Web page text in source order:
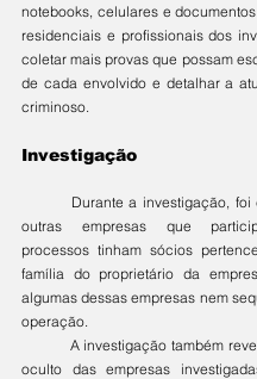
notebooks, celulares e
residenciais e profissionais dos
coletar mais provas que possam
de cada envolvido e detalhar a
criminoso.
Investigação
outras empresas que
processos tinham sócios
família do proprietário da
algumas dessas empresas nem
operação.
oculto das empresas